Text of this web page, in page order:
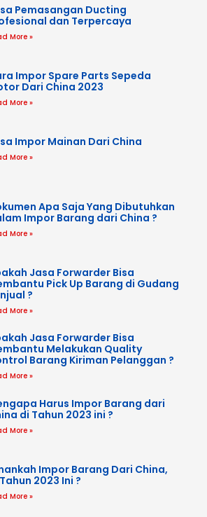
Pemasangan Ducting
dan Terpercaya
More »
Impor Spare Parts Sepeda
Dari China 2023
More »
Impor Mainan Dari China
More »
Apa Saja Yang Dibutuhkan
Impor Barang dari China ?
More »
Jasa Forwarder Bisa
Pick Up Barang di Gudang
?
More »
Jasa Forwarder Bisa
Melakukan Quality
Barang Kiriman Pelanggan ?
More »
Harus Impor Barang dari
di Tahun 2023 ini ?
More »
Impor Barang Dari China,
2023 Ini ?
More »